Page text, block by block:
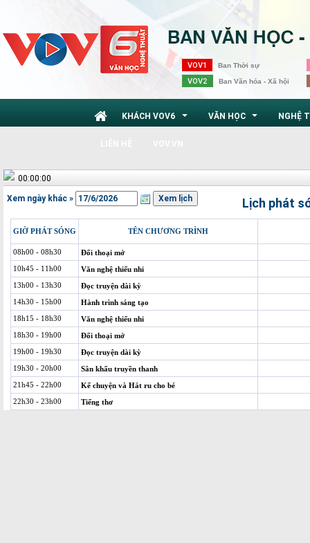
VOV1 Ban Thời sự
VOV2 Ban Văn hóa - Xã hội
KHÁCH VOV6 VĂN HỌC NGHỆ
00:00:00
Xem ngày khác » Lịch phát
GIỜ PHÁT SÓNG TÊN CHƯƠNG TRÌNH
08h00 - 08h30
Đối thoại mở
10h45 - 11h00
Văn nghệ thiếu nhi
13h00 - 13h30
Đọc truyện dài kỳ
14h30 - 15h00
Hành trình sáng tạo
18h15 - 18h30
Văn nghệ thiếu nhi
18h30 - 19h00
Đối thoại mở
19h00 - 19h30
Đọc truyện dài kỳ
19h30 - 20h00
Sân khấu truyền thanh
21h45 - 22h00
Kể chuyện và Hát ru cho bé
22h30 - 23h00
Tiếng thơ